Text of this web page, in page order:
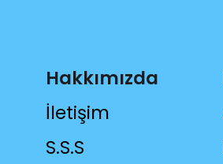
Hakkımızda
İletişim
S.S.S